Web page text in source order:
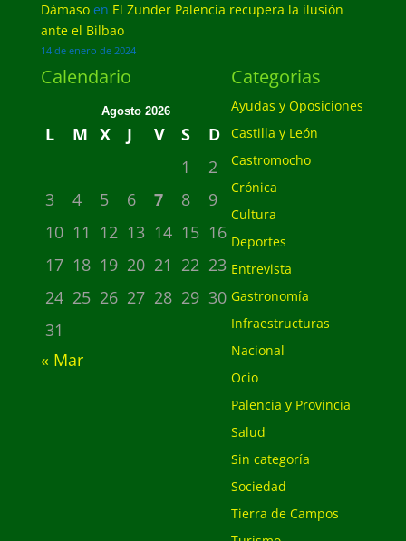
Dámasoen El Zunder Palencia recupera la ilusión
ante el Bilbao
14 de enero de 2024
Calendario
Agosto 2026
L M X J V S
D
1
2
3
4 5 6 7 8
9
10 11 12 13 14 15 16
17 18 19 20 21 22 23
24 25 26 27 28 29 30
31
« Mar
Categorias
Ayudas y Oposiciones
Castilla y León
Castromocho
Crónica
Cultura
Deportes
Entrevista
Gastronomía
Infraestructuras
Nacional
Ocio
Palencia y Provincia
Salud
Sin categoría
Sociedad
Tierra de Campos